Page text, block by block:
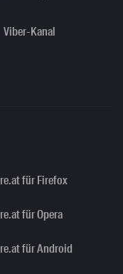
Viber-Kanal
für Firefox
für Opera
für Android